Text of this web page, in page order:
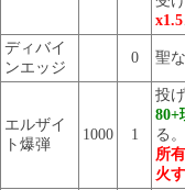
x1.5
ディバイ
ンエッジ
0 聖
エルザイ
ト爆弾
1000 1
投
80+
る。
所
火